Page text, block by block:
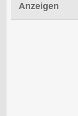
Anzeigen